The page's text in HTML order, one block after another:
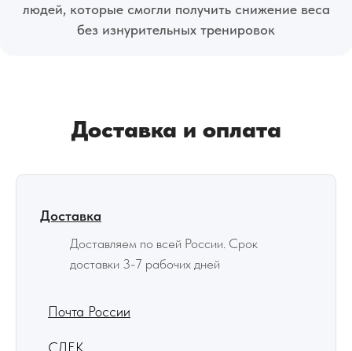
людей, которые смогли получить снижение веса
без изнурительных тренировок
Доставка и оплата
Доставка
Доставляем по всей России. Срок
доставки 3-7 рабочих дней
Почта России
СДЕК